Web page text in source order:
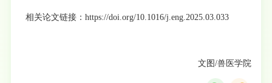
相关论文链接：https://doi.org/10.1016/j.eng.2025.03.033
文图/兽医学院